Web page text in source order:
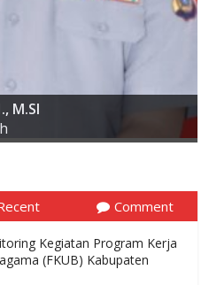
S.I.K., M.I.K
M.SI
Comment
Kegiatan Program Kerja
(FKUB) Kabupaten